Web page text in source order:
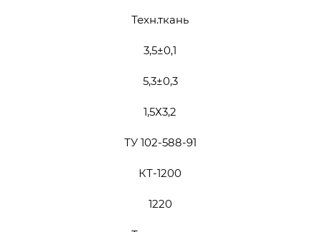
Техн.ткань
3,5±0,1
5,3±0,3
1,5Х3,2
ТУ 102-588-91
КТ-1200
1220